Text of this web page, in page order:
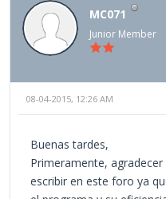
MC071
Junior Member
08-04-2015, 12:26 AM
Buenas tardes,
Primeramente,
escribir en este foro ya